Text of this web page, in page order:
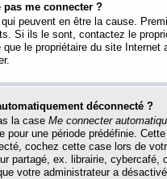
me connecter ?
qui peuvent en être la cause.
Si ils le sont, contactez le
le propriétaire du site
déconnecté ?
la case Me connecter
pour une période prédéfinie.
cochez cette case lors de
partagé, ex. librairie,
votre administrateur a